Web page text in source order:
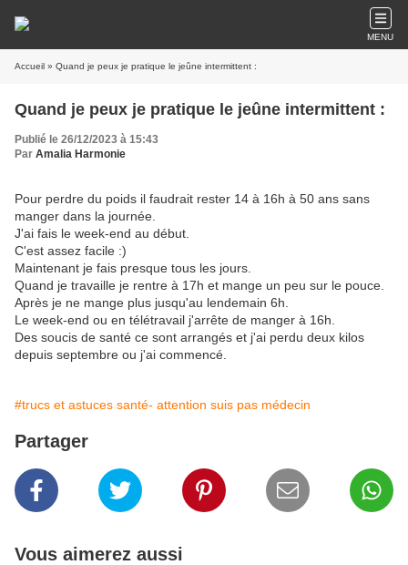
MENU
Accueil » Quand je peux je pratique le jeûne intermittent :
Quand je peux je pratique le jeûne intermittent :
Publié le 26/12/2023 à 15:43
Par Amalia Harmonie
Pour perdre du poids il faudrait rester 14 à 16h à 50 ans sans
manger dans la journée.
J'ai fais le week-end au début.
C'est assez facile :)
Maintenant je fais presque tous les jours.
Quand je travaille je rentre à 17h et mange un peu sur le pouce.
Après je ne mange plus jusqu'au lendemain 6h.
Le week-end ou en télétravail j'arrête de manger à 16h.
Des soucis de santé ce sont arrangés et j'ai perdu deux kilos
depuis septembre ou j'ai commencé.
#trucs et astuces santé- attention suis pas médecin
Partager
Vous aimerez aussi